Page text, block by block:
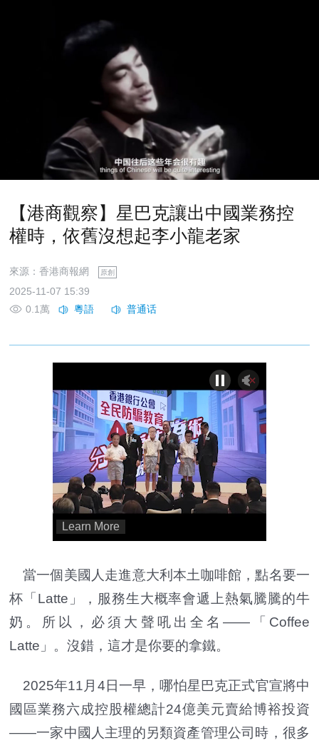
【港商觀察】星巴克讓出中國業務控
權時，依舊沒想起李小龍老家
來源：香港商報網 原創
2025-11-07 15:39
0.1萬
當一個美國人走進意大利本土咖啡館，點名要一
杯「Latte」，服務生大概率會遞上熱氣騰騰的牛
奶。所以，必須大聲吼出全名——「Coffee
Latte」。沒錯，這才是你要的拿鐵。
2025年11月4日一早，哪怕星巴克正式官宣將中
國區業務六成控股權總計24億美元賣給博裕投資
——一家中國人主理的另類資產管理公司時，很多